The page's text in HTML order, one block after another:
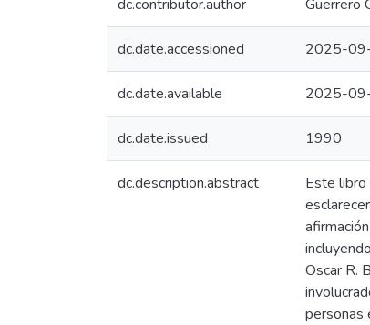
dc.contributor.author Guerrero
dc.date.accessioned 2025-
dc.date.available 2025-
dc.date.issued 1990
dc.description.abstract
Este libro
Oscar R.
personas